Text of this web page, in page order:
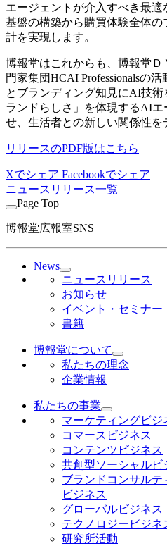
エージェントが介入すべき最
基盤の構築から購買体験全体
計を実現します。
博報堂はこれからも、博報堂
門家集団HCAI Professionalsの
とブランディング知見にAI技
ランドらしさ」を体現するAI
せ、生活者との新しい関係性を
リリースのPDF版はこちら
Xでシェア Facebookでシェア
ニュースリリース一覧
Page Top
博報堂広報室SNS
News
ニュースリリース
お知らせ
イベント・セミナー
書籍
博報堂について
私たちの理念
企業情報
私たちの事業
マーケティングビジ
コマースビジネス
コンテンツビジネス
共創型ソーシャルビ
ブランドコンサルテ
ビジネス
グローバルビジネス
テクノロジービジネ
研究所活動